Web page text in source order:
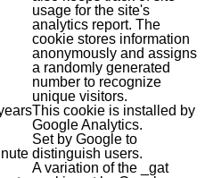
usage for the site's
analytics report. The
cookie stores information
anonymously and assigns
a randomly generated
number to recognize
unique visitors.
This cookie is installed by
Google Analytics.
Set by Google to
distinguish users.
A variation of the _gat